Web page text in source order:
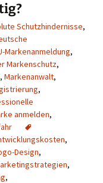
Schutzhindernisse,
Markenanmeldung,
Markenschutz,
, Markenanwalt,
,
anmelden,
,
Design,
,
,